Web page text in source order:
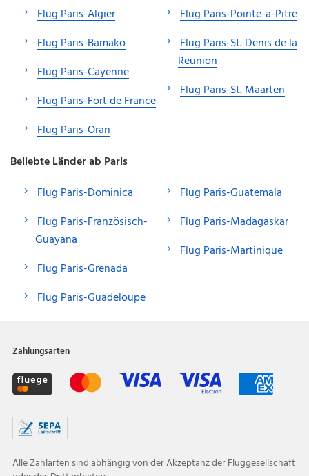
Flug Paris-Algier
Flug Paris-Bamako
Flug Paris-Cayenne
Flug Paris-Fort de France
Flug Paris-Oran
Flug Paris-Pointe-a-Pitre
Flug Paris-St. Denis de la
Reunion
Flug Paris-St. Maarten
Beliebte Länder ab Paris
Flug Paris-Dominica
Flug Paris-Französisch-
Guayana
Flug Paris-Grenada
Flug Paris-Guadeloupe
Flug Paris-Guatemala
Flug Paris-Madagaskar
Flug Paris-Martinique